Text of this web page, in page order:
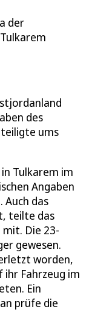
der
des
ums
Tulkarem im
Angaben
Auch das
teilte das
Die 23-
gewesen.
worden,
ihr Fahrzeug im
Ein
prüfe die